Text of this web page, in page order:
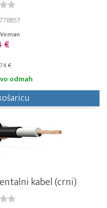
€
€
odmah
kabel (crni)